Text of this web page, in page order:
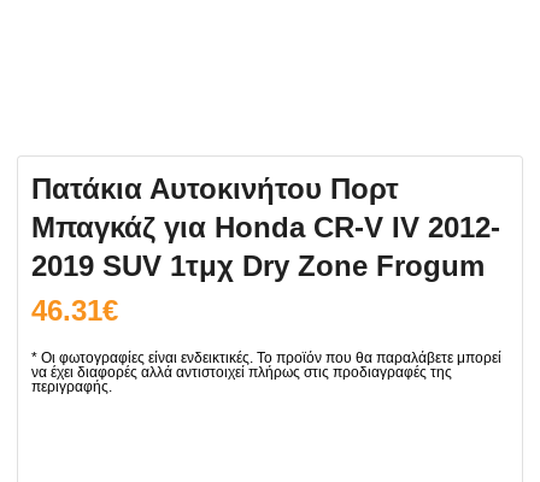
Πατάκια Αυτοκινήτου Πορτ
Μπαγκάζ για Honda CR-V IV 2012-
2019 SUV 1τμχ Dry Zone Frogum
46.31€